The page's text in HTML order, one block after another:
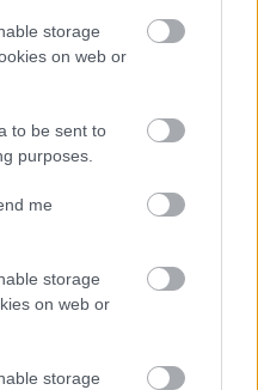
storage
on web or
to be sent to
purposes.
me
storage
on web or
storage
is szakirányú
erősít a Gál Ferenc
napja - július 30-ra
emberiség a Föld egész
erőforrásait